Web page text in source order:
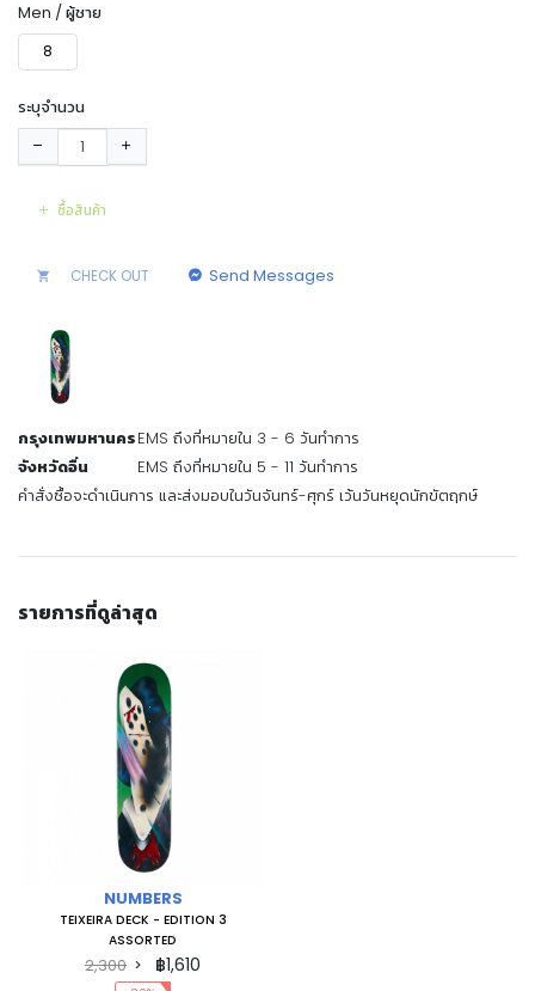
Men / ผู้ชาย
8
ระบุจำนวน
ซื้อสินค้า
CHECK OUT Send Messages
กรุงเทพมหานครEMS ถึงที่หมายใน 3 - 6 วันทำการ
จังหวัดอื่น
EMS ถึงที่หมายใน 5 - 11 วันทำการ
คำสั่งซื้อจะดำเนินการ และส่งมอบในวันจันทร์-ศุกร์ เว้นวันหยุดนักขัตฤกษ์
รายการที่ดูล่าสุด
NUMBERS
TEIXEIRA DECK - EDITION 3
ASSORTED
2,300 ฿1,610